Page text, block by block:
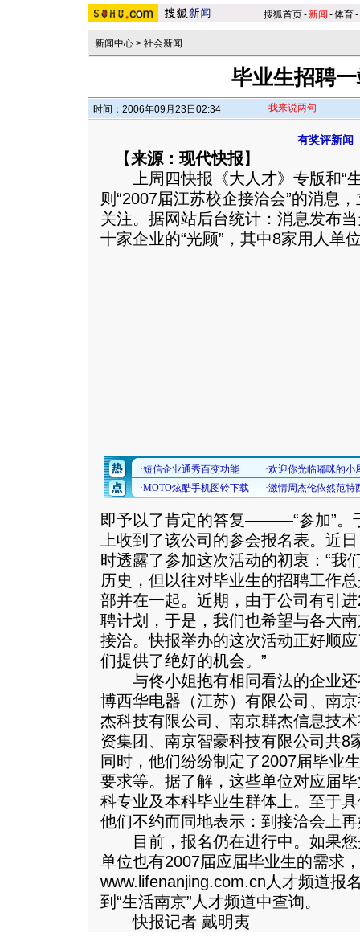
搜狐首页-新闻 -体育-
新闻中心 > 社会新闻
毕业生招聘
时间：2006年09月23日02:34 我来说两句
有奖评新闻
【来源：现代快报】
上周四快报《大人才》专版和“
则“2007届江苏校企接洽会”的消息
关注。据网站后台统计：消息发布
十家企业的“光顾”，其中8家用人单
即予以了肯定的答复———“参加”。
上收到了该公司的参会报名表。近
时透露了参加这次活动的初衷：“我
历史，但以往对毕业生的招聘工作
部并在一起。近期，由于公司有引
聘计划，于是，我们也希望与各大
接洽。快报举办的这次活动正好顺
们提供了绝好的机会。”
与佟小姐抱有相同看法的企业还
博西华电器（江苏）有限公司、南
杰科技有限公司、南京群杰信息技
资集团、南京智豪科技有限公司共8
同时，他们纷纷制定了2007届毕业
要求等。据了解，这些单位对应届
科专业及本科毕业生群体上。至于
他们不约而同地表示：到接洽会上
目前，报名仍在进行中。如果您
单位也有2007届应届毕业生的需求
www.lifenanjing.com.cn人才频道报
到“生活南京”人才频道中查询。
快报记者 戴明夷